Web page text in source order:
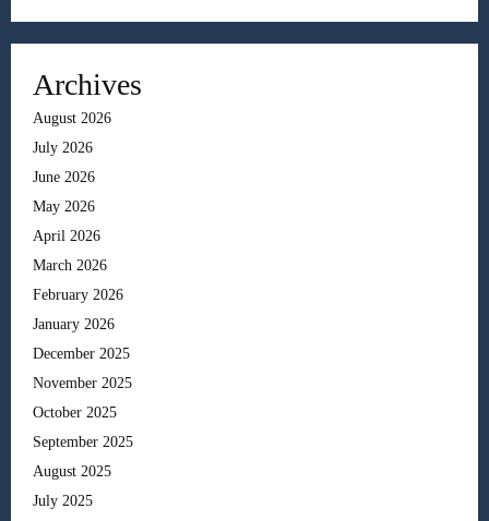
Archives
August 2026
July 2026
June 2026
May 2026
April 2026
March 2026
February 2026
January 2026
December 2025
November 2025
October 2025
September 2025
August 2025
July 2025